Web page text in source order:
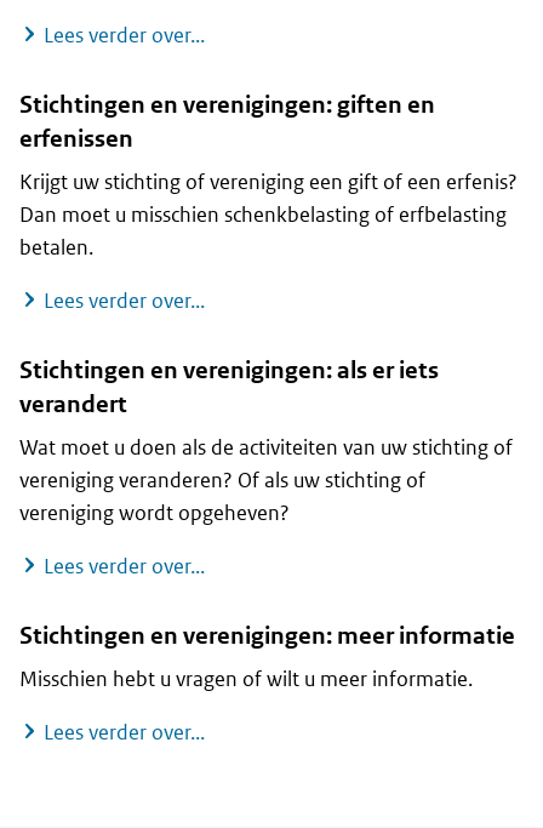
Lees verder over...Stichtingen en verenigingen:
Stichtingen en verenigingen: giften en
erfenissen
Krijgt uw stichting of vereniging een gift of een erfenis?
Dan moet u misschien schenkbelasting of erfbelasting
betalen.
Lees verder over...Stichtingen en verenigingen: giften
Stichtingen en verenigingen: als er iets
verandert
Wat moet u doen als de activiteiten van uw stichting of
vereniging veranderen? Of als uw stichting of
vereniging wordt opgeheven?
Lees verder over...Stichtingen en verenigingen: als er
Stichtingen en verenigingen: meer informatie
Misschien hebt u vragen of wilt u meer informatie.
Lees verder over...Stichtingen en verenigingen: meer